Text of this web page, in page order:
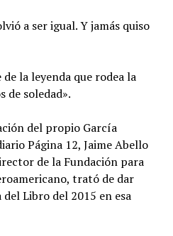
a ser igual. Y jamás quiso
la leyenda que rodea la
de soledad».
del propio García
Página 12, Jaime Abello
de la Fundación para
trató de dar
Libro del 2015 en esa